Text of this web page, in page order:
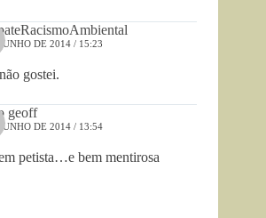
DE 2014 / 15:23
gostei.
geoff
DE 2014 / 13:54
petista…e bem mentirosa